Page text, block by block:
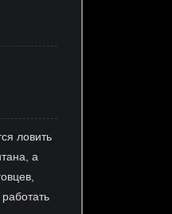
ловить
а